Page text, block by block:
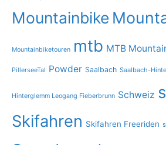
Mountainbike
Mountainbiketouren mtb MTB
PillerseeTal Powder Saalbach Saalbach-
Hinterglemm Leogang Fieberbrunn Schweiz
Skifahren Skifahren Freeriden